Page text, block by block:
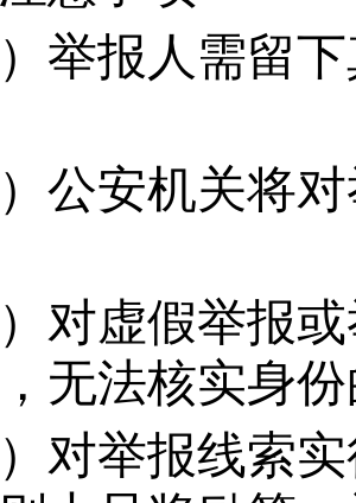
）举报人需留
）公安机关将
）对虚假举报
无法核实身
）对举报线索